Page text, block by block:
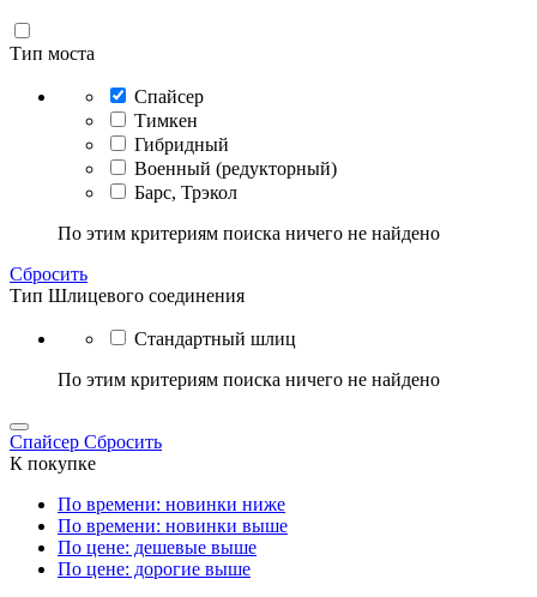
Тип моста
Спайсер
Тимкен
Гибридный
Военный (редукторный)
Барс, Трэкол
По этим критериям поиска ничего не найдено
Сбросить
Тип Шлицевого соединения
Стандартный шлиц
По этим критериям поиска ничего не найдено
Спайсер Сбросить
К покупке
По времени: новинки ниже
По времени: новинки выше
По цене: дешевые выше
По цене: дорогие выше